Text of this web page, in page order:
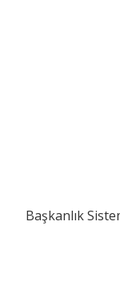
Başkanlık